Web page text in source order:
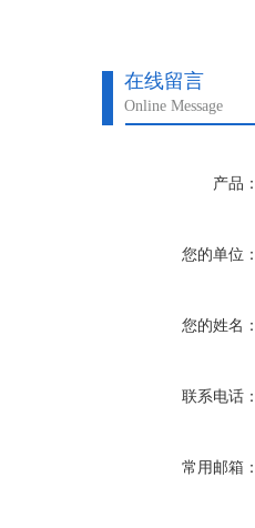
在线留言
Online Message
产品
您的单位
您的姓名
联系电话
常用邮箱